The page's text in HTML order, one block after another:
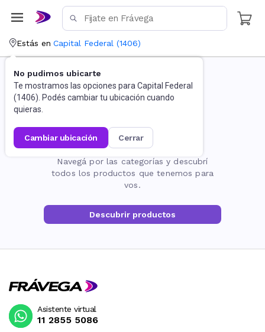
Estás en Capital Federal (1406)
No pudimos ubicarte
Te mostramos las opciones para Capital Federal
(1406). Podés cambiar tu ubicación cuando
quieras.
cambiar ubicación cerrar
La página no existe
Navegá por las categorías y descubrí
todos los productos que tenemos para
vos.
Descubrir productos
Asistente virtual
11 2855 5086